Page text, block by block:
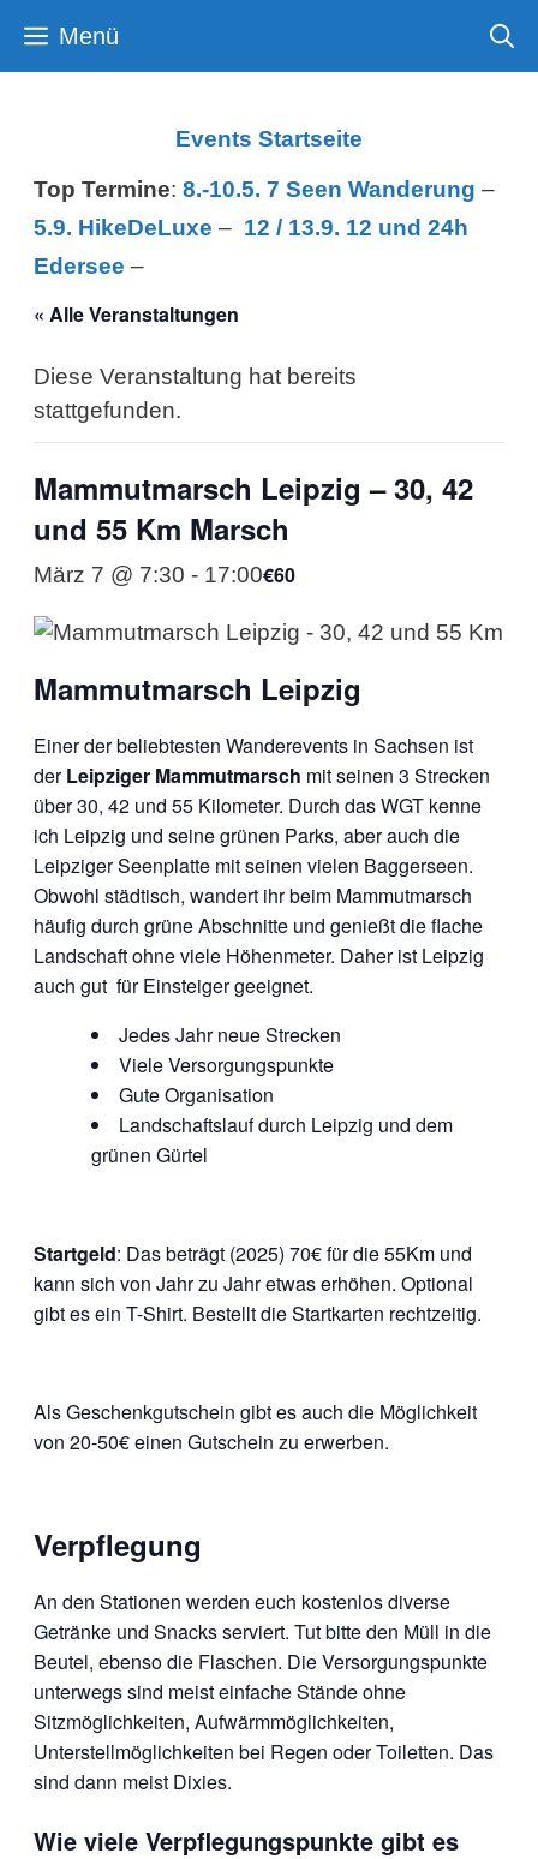
Inhalt Menü
Events Startseite
Top Termine: 8.-10.5. 7 Seen Wanderung –
5.9. HikeDeLuxe – 12 / 13.9. 12 und 24h
Edersee –
« Alle Veranstaltungen
Diese Veranstaltung hat bereits
stattgefunden.
Mammutmarsch Leipzig – 30, 42
und 55 Km Marsch
März 7 @ 7:30 - 17:00€60
Mammutmarsch Leipzig
Einer der beliebtesten Wanderevents in Sachsen ist
derLeipziger Mammutmarsch mit seinen 3 Strecken
über 30, 42 und 55 Kilometer. Durch das WGT kenne
ich Leipzig und seine grünen Parks, aber auch die
Leipziger Seenplatte mit seinen vielen Baggerseen.
Obwohl städtisch, wandert ihr beim Mammutmarsch
häufig durch grüne Abschnitte und genießt die flache
Landschaft ohne viele Höhenmeter. Daher ist Leipzig
auch gut für Einsteiger geeignet.
Jedes Jahr neue Strecken
Viele Versorgungspunkte
Gute Organisation
Landschaftslauf durch Leipzig und dem
grünen Gürtel
Startgeld: Das beträgt (2025) 70€ für die 55Km und
kann sich von Jahr zu Jahr etwas erhöhen. Optional
gibt es ein T-Shirt. Bestellt die Startkarten rechtzeitig.
Als Geschenkgutschein gibt es auch die Möglichkeit
von 20-50€ einen Gutschein zu erwerben.
Verpflegung
An den Stationen werden euch kostenlos diverse
Getränke und Snacks serviert. Tut bitte den Müll in die
Beutel, ebenso die Flaschen. Die Versorgungspunkte
unterwegs sind meist einfache Stände ohne
Sitzmöglichkeiten, Aufwärmmöglichkeiten,
Unterstellmöglichkeiten bei Regen oder Toiletten. Das
sind dann meist Dixies.
Wie viele Verpflegungspunkte gibt es